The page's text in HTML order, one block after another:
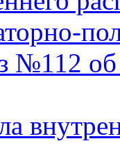
№112 об